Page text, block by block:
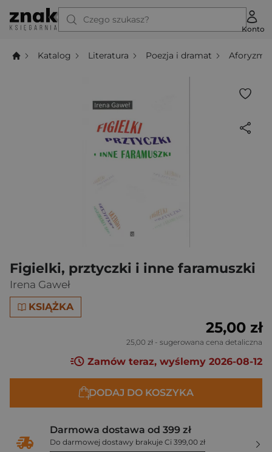
Czego szukasz?
Konto
Katalog Literatura Poezja i dramat Aforyzmy
Figielki, prztyczki i inne faramuszki
Irena Gaweł
KSIĄŻKA
25,00 zł
25,00 zł - sugerowana cena detaliczna
Zamów teraz, wyślemy 2026-08-12
DODAJ DO KOSZYKA
Darmowa dostawa od 399 zł
Do darmowej dostawy brakuje Ci 399,00 zł